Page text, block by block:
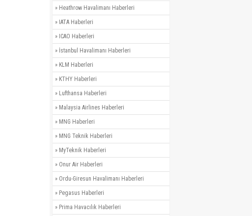
» Heathrow Havalimanı Haberleri
» IATA Haberleri
» ICAO Haberleri
» İstanbul Havalimanı Haberleri
» KLM Haberleri
» KTHY Haberleri
» Lufthansa Haberleri
» Malaysia Airlines Haberleri
» MNG Haberleri
» MNG Teknik Haberleri
» MyTeknik Haberleri
» Onur Air Haberleri
» Ordu-Giresun Havalimanı Haberleri
» Pegasus Haberleri
» Prima Havacılık Haberleri